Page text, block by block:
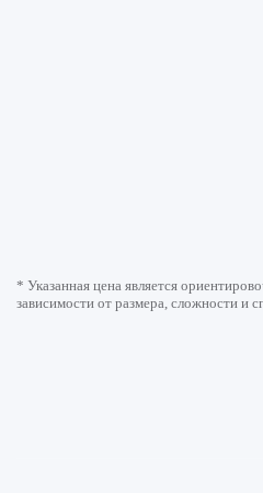
* Указанная цена является
зависимости от размера, сложности и